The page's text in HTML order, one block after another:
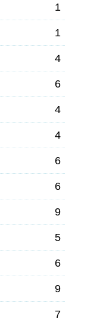
1
1
4
6
4
4
6
6
9
5
6
9
7